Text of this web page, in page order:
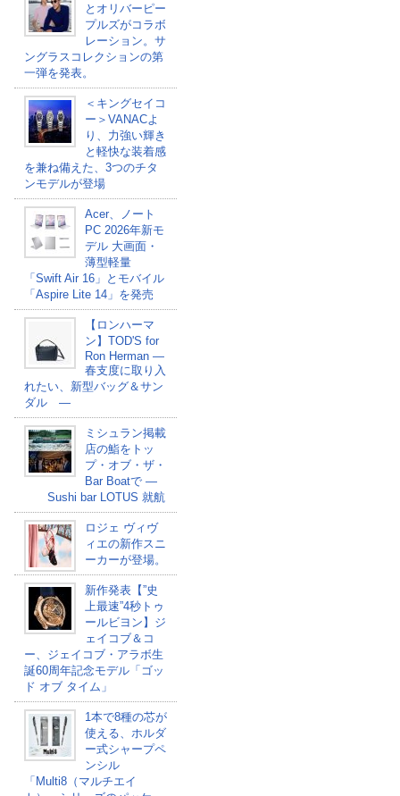
とオリバーピー
プルズがコラボ
レーション。サ
ングラスコレクションの第
一弾を発表。
＜キングセイコ
ー＞VANACよ
り、力強い輝き
と軽快な装着感
を兼ね備えた、3つのチタ
ンモデルが登場
Acer、ノート
PC 2026年新モ
デル 大画面・
薄型軽量
「Swift Air 16」とモバイル
「Aspire Lite 14」を発売
【ロンハーマ
ン】TOD'S for
Ron Herman ―
春支度に取り入
れたい、新型バッグ＆サン
ダル ―
ミシュラン掲載
店の鮨をトッ
プ・オブ・ザ・
Bar Boatで ―
Sushi bar LOTUS 就航
ロジェ ヴィヴ
ィエの新作スニ
ーカーが登場。
新作発表【”史
上最速”4秒トゥ
ールビヨン】ジ
ェイコブ＆コ
ー、ジェイコブ・アラボ生
誕60周年記念モデル「ゴッ
ド オブ タイム」
1本で8種の芯が
使える、ホルダ
ー式シャープペ
ンシル
「Multi8（マルチエイ